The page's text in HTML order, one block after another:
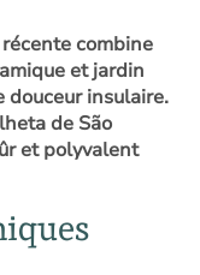
combine
et jardin
douceur insulaire.
de São
et polyvalent